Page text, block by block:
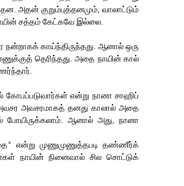
அதன் குறும்புத்தனமும், வாலாட்டும்
சத்தம் கேட்கவே இல்லை.
நன்றாகக் காய்ந்திருந்தது. ஆனால் ஒரு
தெரிந்தது. அதை நாயின் கால்
கோபப்படுவார்கள் என்று நானா சாஹிப்
அவசரமாகத் தனது காலால் அதை
போயிருக்கலாம். ஆனால் அது, நானா
என்று முணுமுணுத்தபடி தண்ணீர்க்
நாயின் நினைவால் சில சொட்டுக்